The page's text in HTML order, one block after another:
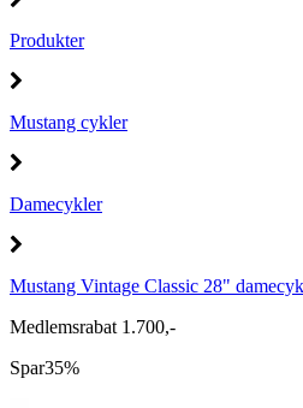
Produkter
Mustang cykler
Damecykler
Mustang Vintage Classic 28"
Medlemsrabat 1.700,-
Spar35%